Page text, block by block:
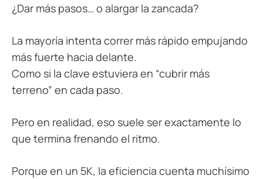
¿Dar más pasos… o alargar la zancada?
La mayoría intenta correr más rápido empujando
más fuerte hacia delante.
Como si la clave estuviera en “cubrir más
terreno” en cada paso.
Pero en realidad, eso suele ser exactamente lo
que termina frenando el ritmo.
Porque en un 5K, la eficiencia cuenta muchísimo